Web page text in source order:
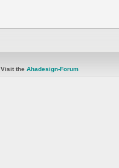
Visit the Ahadesign-Forum